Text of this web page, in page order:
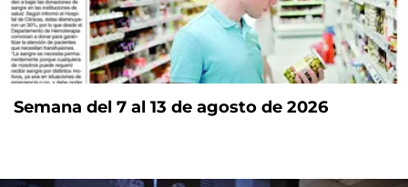
Semana del 7 al 13 de agosto de 2026